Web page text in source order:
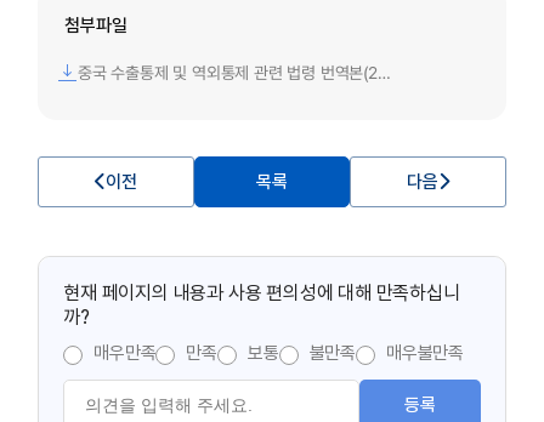
첨부파일
중국 수출통제 및 역외통제 관련 법령 번역본(2025.4.).pdf
이전 목록 다음
현재 페이지의 내용과 사용 편의성에 대해 만족하십니
까?
매우만족 만족 보통 불만족 매우불만족
등록